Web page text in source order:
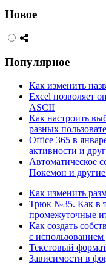
Новое
Популярное
Как изменить
Excel позволяет
ASCII
Как настроить
разных
Office 365 в
активности и
Автоматическое
Покемон и
Как изменить
Трюк №35. Как в
промежуточные
Как создать
с
Текстовый
Зависимости в